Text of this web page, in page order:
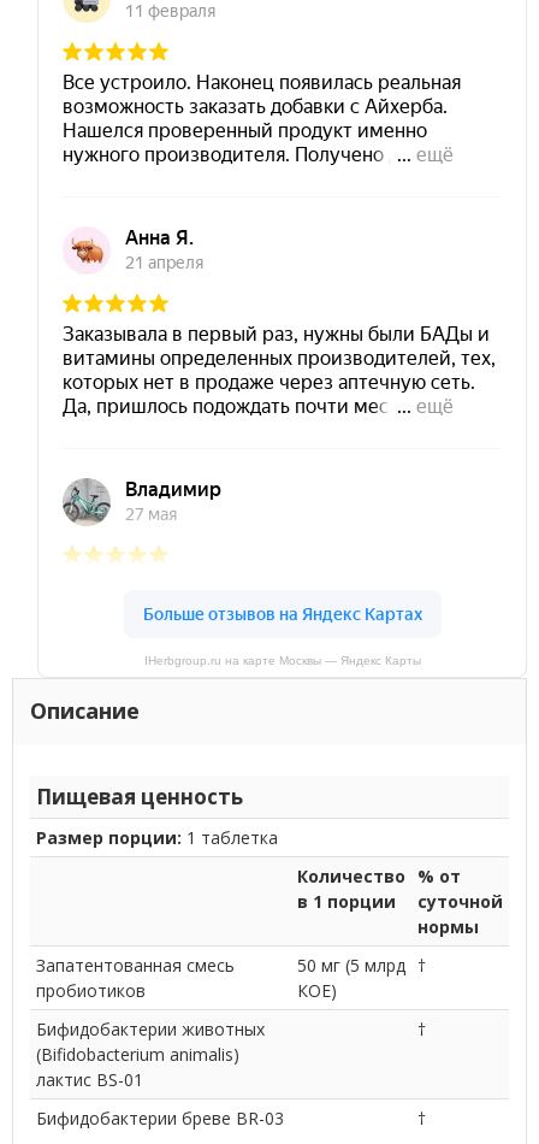
IHerbgroup.ru на карте Москвы — Яндекс Карты
Описание
Пищевая ценность
Размер порции: 1 таблетка
Количество
в 1 порции
% от
суточной
нормы
Запатентованная смесь
пробиотиков
50 мг (5 млрд
КОЕ)
†
Бифидобактерии животных
(Bifidobacterium animalis)
лактис BS-01
†
Бифидобактерии бреве BR-03 †